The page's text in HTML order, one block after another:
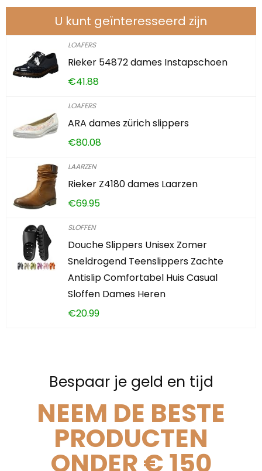
U kunt geïnteresseerd zijn
LOAFERS
Rieker 54872 dames Instapschoen
€41.88
LOAFERS
ARA dames zürich slippers
€80.08
LAARZEN
Rieker Z4180 dames Laarzen
€69.95
SLOFFEN
Douche Slippers Unisex Zomer
Sneldrogend Teenslippers Zachte
Antislip Comfortabel Huis Casual
Sloffen Dames Heren
€20.99
Bespaar je geld en tijd
NEEM DE BESTE
PRODUCTEN
ONDER € 150